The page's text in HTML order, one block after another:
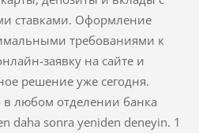
ставками. Оформление
требованиями к
заявку на сайте и
решение уже сегодня.
любом отделении банка
daha sonra yeniden deneyin. 1